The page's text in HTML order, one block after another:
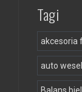
Tagi
akcesoria
auto